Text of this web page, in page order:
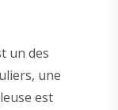
un des
une
est